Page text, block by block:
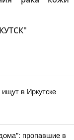
в Иркутске
пропавшие в